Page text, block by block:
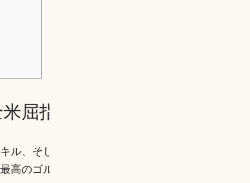
屈指の名門コース10選
、そして自然との調和が試される芸術です。
のゴルフコースです。では、なぜ特定のコー